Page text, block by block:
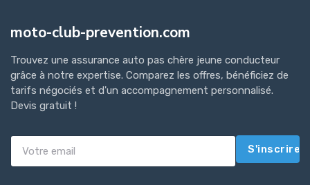
moto-club-prevention.com
Trouvez une assurance auto pas chère jeune conducteur
grâce à notre expertise. Comparez les offres, bénéficiez de
tarifs négociés et d'un accompagnement personnalisé.
Devis gratuit !
S'inscrire